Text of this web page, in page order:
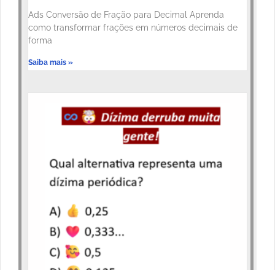
Ads Conversão de Fração para Decimal Aprenda
como transformar frações em números decimais de
forma
Saiba mais »